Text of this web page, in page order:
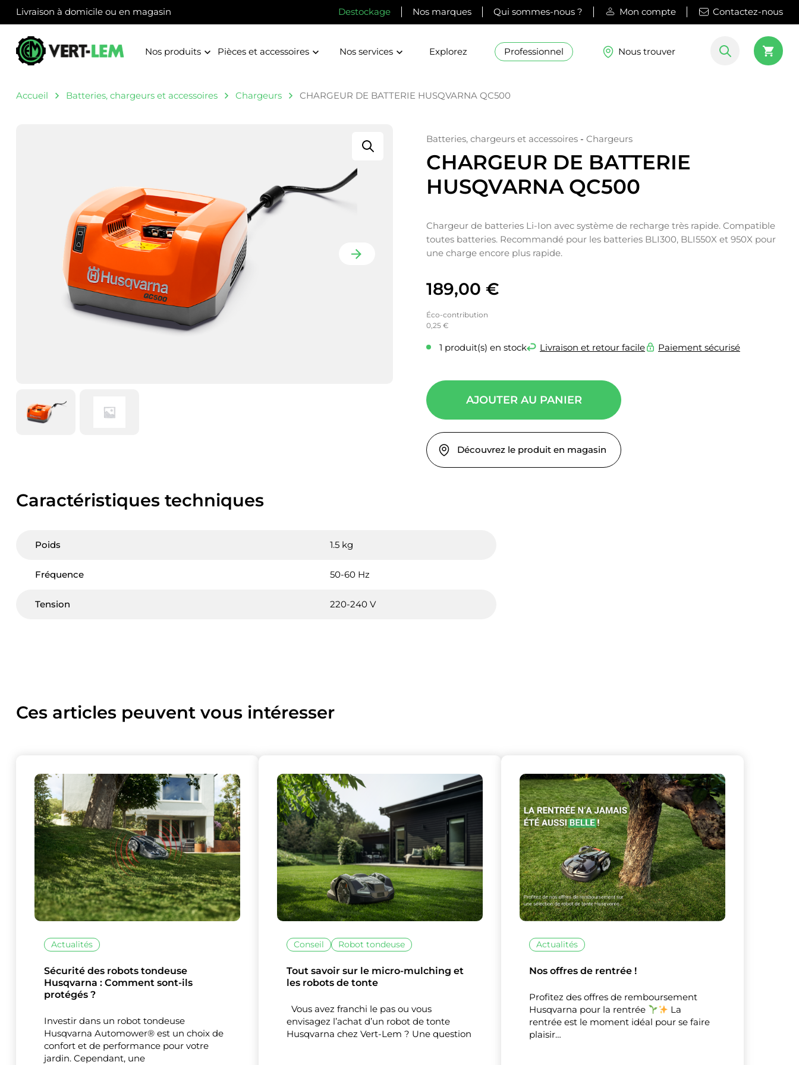
Ce site utilise des cookies et vous donne le contrôle sur ceux que
Mesure d'audience
Livraison à domicile ou en magasin Destockage Nos marques Qui sommes-nous ? Mon compte Contactez-nous
Nos produits Pièces et accessoires Nos services Explorez Professionnel Nous trouver
Accueil Batteries, chargeurs et accessoires Chargeurs CHARGEUR DE BATTERIE HUSQVARNA QC500
Batteries, chargeurs et accessoires - Chargeurs
CHARGEUR DE BATTERIE
HUSQVARNA QC500
Chargeur de batteries Li-Ion avec système de recharge très rapide. Compatible
toutes batteries. Recommandé pour les batteries BLI300, BLI550X et 950X pour
une charge encore plus rapide.
189,00 €
Éco-contribution
0,25 €
1 produit(s) en stock Livraison et retour facile Paiement sécurisé
AJOUTER AU PANIER
Découvrez le produit en magasin
Caractéristiques techniques
Poids 1.5 kg
Fréquence 50-60 Hz
Tension 220-240 V
Ces articles peuvent vous intéresser
Actualités
Sécurité des robots tondeuse
Husqvarna : Comment sont-ils
protégés ?
Investir dans un robot tondeuse
Husqvarna Automower® est un choix de
confort et de performance pour votre
jardin. Cependant, une
Conseil Robot tondeuse
Tout savoir sur le micro-mulching et
les robots de tonte
Vous avez franchi le pas ou vous
envisagez l’achat d’un robot de tonte
Husqvarna chez Vert-Lem ? Une question
Actualités
Nos offres de rentrée !
Profitez des offres de remboursement
Husqvarna pour la rentrée
La
rentrée est le moment idéal pour se faire
plaisir…